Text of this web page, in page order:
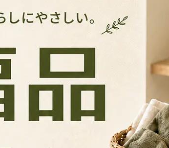
襪子、小瓶罐，拿取更直覺。
使用更順手。
比完全外露更有整齊感。
可收納保養品、香氛瓶、小瓶耗材。
理、不想花太多時間組裝的人。